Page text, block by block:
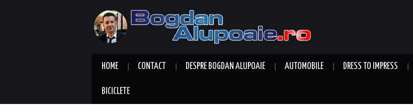
HOME CONTACT DESPRE BOGDAN ALUPOAIE AUTOMOBILE DRESS TO IMPRESS
BICICLETE